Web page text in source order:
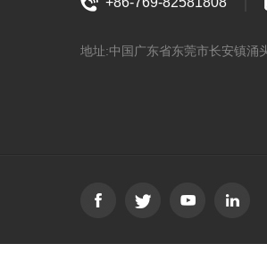
地址:中国广东省东莞市长安镇涌